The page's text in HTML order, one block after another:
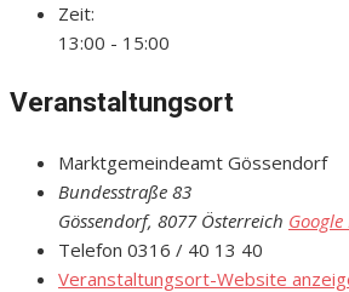
Zeit:
13:00 - 15:00
Veranstaltungsort
Marktgemeindeamt Gössendorf
Bundesstraße 83
Gössendorf, 8077 Österreich
Telefon 0316 / 40 13 40
Veranstaltungsort-Website